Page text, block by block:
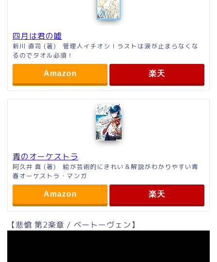
四月は君の嘘
新川 直司 (著) 管理人イチオシ！ラストは涙が止まらなくな
るのでタオル必須！
Amazon 楽天
青のオーケストラ
阿久井 真 (著) 絵が芸術的にきれい＆解説がわかりやすい青
春オーケストラ・マンガ
Amazon 楽天
【悲愴 第2楽章 / ベートーヴェン】